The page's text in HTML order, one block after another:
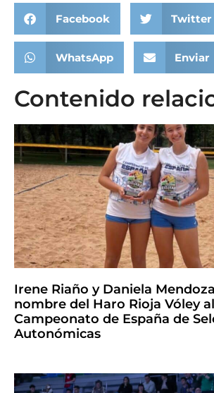
Facebook Twitter
WhatsApp
Contenido
Irene Riaño y Daniela
nombre del Haro Rioja Vóley al
Campeonato de España de
Autonómicas